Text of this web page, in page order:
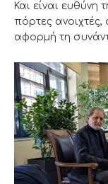
Και είναι ευθύνη
πόρτες ανοιχτές,
αφορμή τη